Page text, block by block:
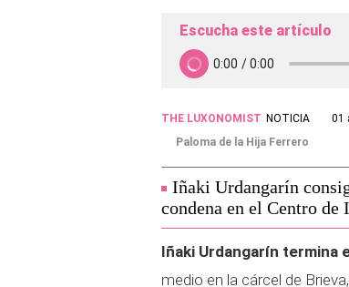
Escucha este artículo
THE LUXONOMIST NOTICIA
01
Paloma de la Hija Ferrero
Iñaki Urdangarín
condena en el Centro de
Iñaki Urdangarín termina
medio en la cárcel de